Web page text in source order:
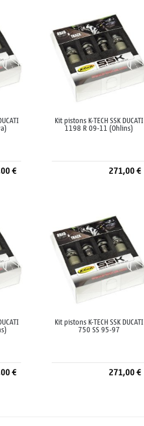
€
Kit pistons K-TECH SSK DUCATI
1198 R 09-11 (Ohlins)
271,00 €
€
Kit pistons K-TECH SSK DUCATI
750 SS 95-97
271,00 €